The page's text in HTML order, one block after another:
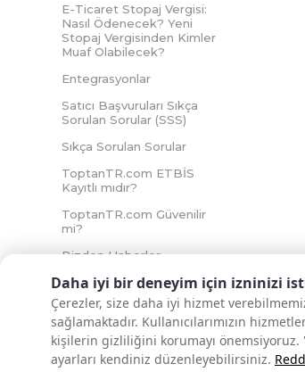
Daha iyi bir deneyim için izninizi
Çerezler, size daha iyi hizmet
sağlamaktadır. Kullanıcılarımızın
kişilerin gizliliğini korumayı
ayarları kendiniz düzenleyebilirsiniz.
E-Ticaret Stopaj Vergisi:
Nasıl Ödenecek? Yeni
Stopaj Vergisinden Kimler
Muaf Olabilecek?
Entegrasyonlar
Satıcı Başvuruları Sıkça
Sorulan Sorular (SSS)
Sıkça Sorulan Sorular
ToptanTR.com ETBİS
Kayıtlı mıdır?
ToptanTR.com Güvenilir
mi?
Bizden Haberler
İNTERNETTE GÜVENLİ ALIŞVERİŞ